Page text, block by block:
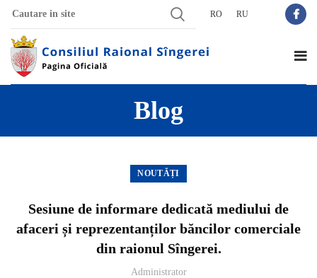
RO RU
Blog
NOUTĂȚI
Sesiune de informare dedicată mediului de
afaceri și reprezentanților băncilor comerciale
din raionul Sîngerei.
Administrator